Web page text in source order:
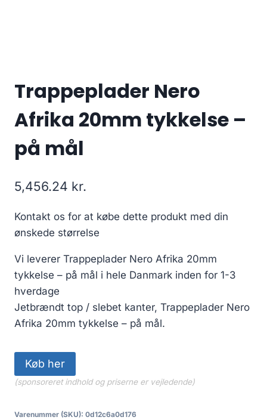
Trappeplader Nero
Afrika 20mm tykkelse –
på mål
5,456.24 kr.
Kontakt os for at købe dette produkt med din
ønskede størrelse
Vi leverer Trappeplader Nero Afrika 20mm
tykkelse – på mål i hele Danmark inden for 1-3
hverdage
Jetbrændt top / slebet kanter, Trappeplader Nero
Afrika 20mm tykkelse – på mål.
Køb her
(sponsoreret indhold og priserne er vejledende)
Varenummer (SKU): 0d12c6a0d176